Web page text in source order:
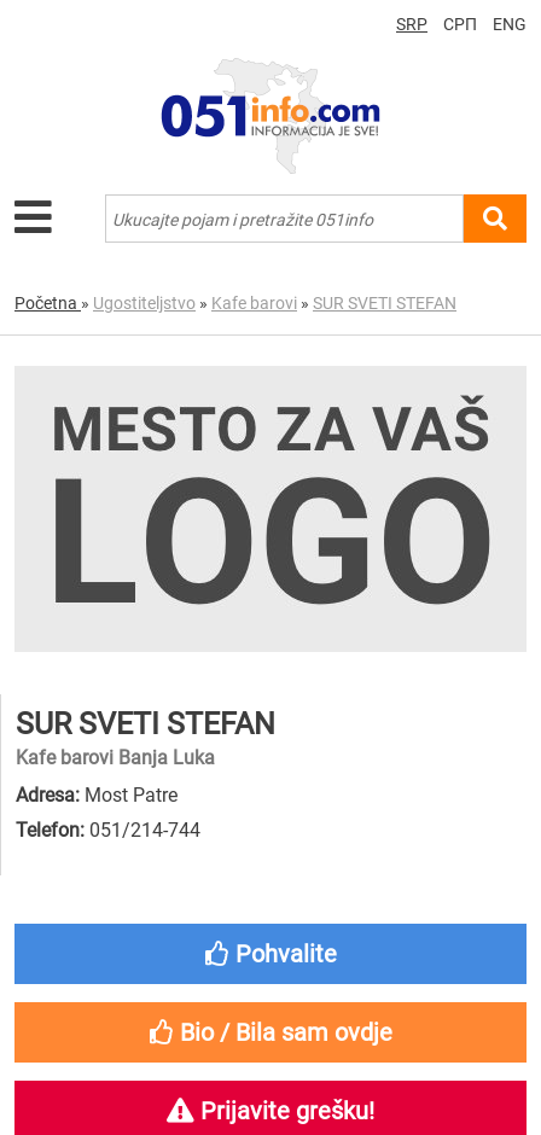
SRP СРП ENG
Početna » Ugostiteljstvo » Kafe barovi » SUR SVETI STEFAN
SUR SVETI STEFAN
Kafe barovi Banja Luka
Adresa: Most Patre
Telefon: 051/214-744
Pohvalite
Bio / Bila sam ovdje
Prijavite grešku!